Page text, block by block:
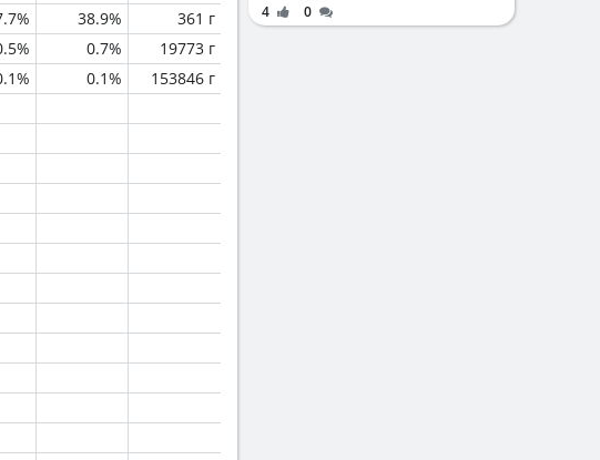
38.9%
361 г
0.7%
19773 г
0.1% 153846 г
4 0